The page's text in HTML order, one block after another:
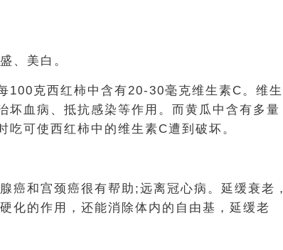
、美白。
100克西红柿中含有20-30毫克维生素C。维生
坏血病、抵抗感染等作用。而黄瓜中含有多量
吃可使西红柿中的维生素C遭到破坏。
癌和宫颈癌很有帮助;远离冠心病。延缓衰老，
化的作用，还能消除体内的自由基，延缓老